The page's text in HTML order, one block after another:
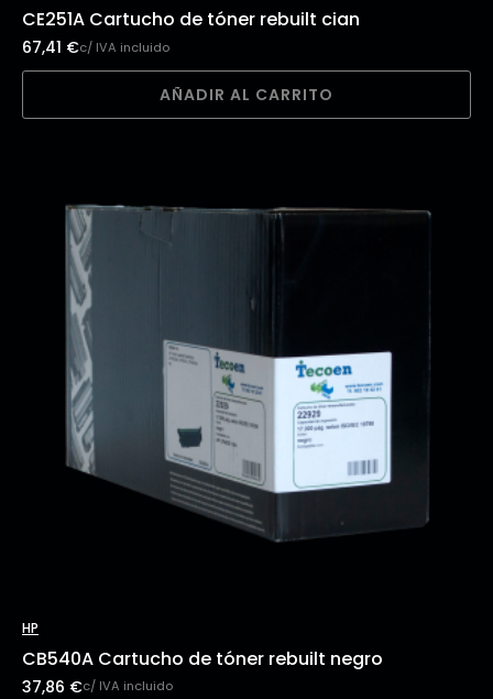
CE251A Cartucho de tóner rebuilt cian
67,41 €c/ IVA incluido
AÑADIR AL CARRITO
HP
CB540A Cartucho de tóner rebuilt negro
37,86 €c/ IVA incluido